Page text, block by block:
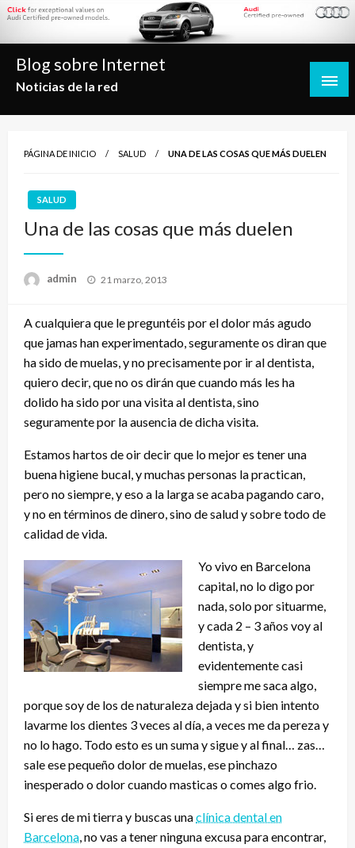
Saltar
contenido
Blog sobre Internet
Noticias de la red
PÁGINA DE INICIO SALUD UNA DE LAS COSAS QUE MÁS DUELEN
SALUD
Una de las cosas que más duelen
admin
Publicado
21 marzo, 2013
A cualquiera que le preguntéis por el dolor más agudo
que jamas han experimentado, seguramente os diran que
ha sido de muelas, y no precisamente por ir al dentista,
quiero decir, que no os dirán que cuando más les ha
dolido ha sido por una visita al dentista, sino
seguramente por la ausencia de dicha visita.
Estamos hartos de oir decir que lo mejor es tener una
buena higiene bucal, y muchas personas la practican,
pero no siempre, y eso a la larga se acaba pagando caro,
y no en términos de dinero, sino de salud y sobre todo de
calidad de vida.
Yo vivo en Barcelona
capital, no lo digo por
nada, solo por situarme,
y cada 2 – 3 años voy al
dentista, y
evidentemente casi
siempre me saca algo,
porque soy de los de naturaleza dejada y si bien intento
lavarme los dientes 3 veces al día, a veces me da pereza y
no lo hago. Todo esto es un suma y sigue y al final… zas…
sale ese pequeño dolor de muelas, ese pinchazo
inesperado o dolor cuando masticas o comes algo frio.
Si eres de mi tierra y buscas unaclínica dental en
Barcelona, no vas a tener ninguna excusa para encontrar,